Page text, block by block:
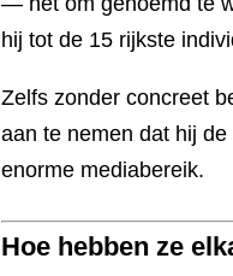
hij tot de 15 rijkste
Zelfs zonder concreet
aan te nemen dat hij
enorme mediabereik.
Hoe hebben ze